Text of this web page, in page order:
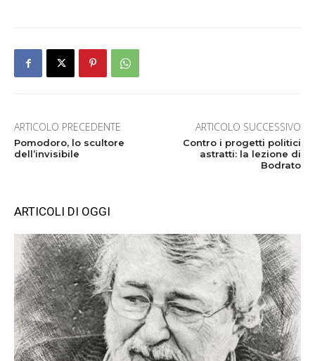
ARTICOLO PRECEDENTE
Pomodoro, lo scultore
dell’invisibile
ARTICOLO SUCCESSIVO
Contro i progetti politici
astratti: la lezione di
Bodrato
ARTICOLI DI OGGI